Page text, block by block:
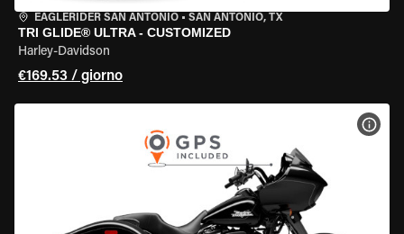
EAGLERIDER SAN ANTONIO • SAN ANTONIO, TX
TRI GLIDE® ULTRA - CUSTOMIZED
Harley-Davidson
€169.53 / giorno